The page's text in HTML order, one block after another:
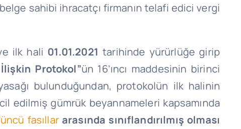
sahibi ihracatçı firmanın telafi edici vergi
ilk hali 01.01.2021 tarihinde yürürlüğe girip
Protokol”ün 16’ıncı maddesinin birinci
bulunduğundan, protokolün ilk halinin
edilmiş gümrük beyannameleri kapsamında
fasıllar arasında sınıflandırılmış olması